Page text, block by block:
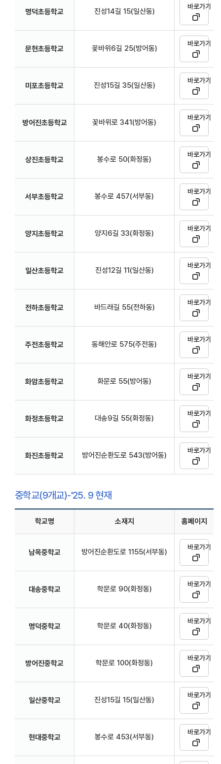
명덕초등학교 진성14길 15(일산동)
바로가기
문현초등학교 꽃바위6길 25(방어동)
바로가기
미포초등학교 진성15길 35(일산동)
바로가기
방어진초등학교 꽃바위로 341(방어동)
바로가기
상진초등학교 봉수로 50(화정동)
바로가기
서부초등학교 봉수로 457(서부동)
바로가기
양지초등학교 양지6길 33(화정동)
바로가기
일산초등학교 진성12길 11(일산동)
바로가기
전하초등학교 바드래길 55(전하동)
바로가기
주전초등학교 동해안로 575(주전동)
바로가기
화암초등학교 화문로 55(방어동)
바로가기
화정초등학교 대송9길 55(화정동)
바로가기
화진초등학교 방어진순환도로 543(방어동)
바로가기
중학교(9개교)-'25. 9 현재
학교명 소재지 홈페이지
남목중학교 방어진순환도로 1155(서부동)
바로가기
대송중학교 학문로 90(화정동)
바로가기
명덕중학교 학문로 40(화정동)
바로가기
방어진중학교 학문로 100(화정동)
바로가기
일산중학교 진성15길 15(일산동)
바로가기
현대중학교 봉수로 453(서부동)
바로가기